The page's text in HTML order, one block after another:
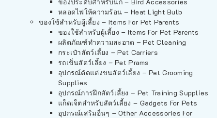
หลอดไฟให้ความร้อน – Heat Light Bulb
ของใช้สำหรับผู้เลี้ยง – Items For Pet Parents
ของใช้สำหรับผู้เลี้ยง – Items For Pet Parents
ผลิตภัณฑ์ทำความสะอาด – Pet Cleaning
กระเป๋าสัตว์เลี้ยง – Pet Carriers
รถเข็นสัตว์เลี้ยง – Pet Prams
อุปกรณ์ตัดแต่งขนสัตว์เลี้ยง – Pet Grooming
Supplies
อุปกรณ์การฝึกสัตว์เลี้ยง – Pet Training Supplies
แก็ดเจ็ตสำหรับสัตว์เลี้ยง – Gadgets For Pets
อุปกรณ์เสริมอื่นๆ – Other Accessories For